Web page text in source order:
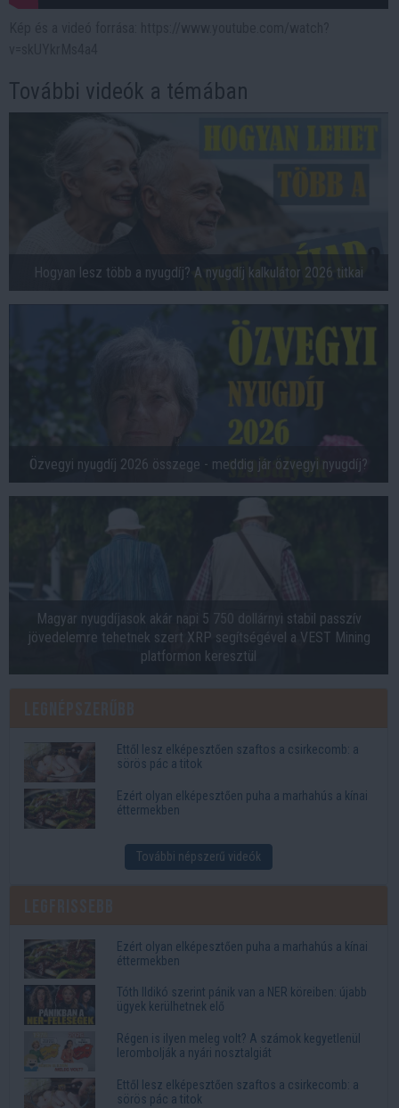
További videók a témában
Hogyan lesz több a nyugdíj? A nyugdíj kalkulátor 2026 titkai
Özvegyi nyugdíj 2026 összege - meddig jár özvegyi nyugdíj?
Magyar nyugdíjasok akár napi 5 750 dollárnyi stabil passzív
jövedelemre tehetnek szert XRP segítségével a VEST Mining
platformon keresztül
Ettől lesz elképesztően szaftos a csirkecomb: a
sörös pác a titok
Ezért olyan elképesztően puha a marhahús a kínai
éttermekben
További népszerű videók
Ezért olyan elképesztően puha a marhahús a kínai
éttermekben
Tóth Ildikó szerint pánik van a NER köreiben: újabb
ügyek kerülhetnek elő
Régen is ilyen meleg volt? A számok kegyetlenül
lerombolják a nyári nosztalgiát
Ettől lesz elképesztően szaftos a csirkecomb: a
sörös pác a titok